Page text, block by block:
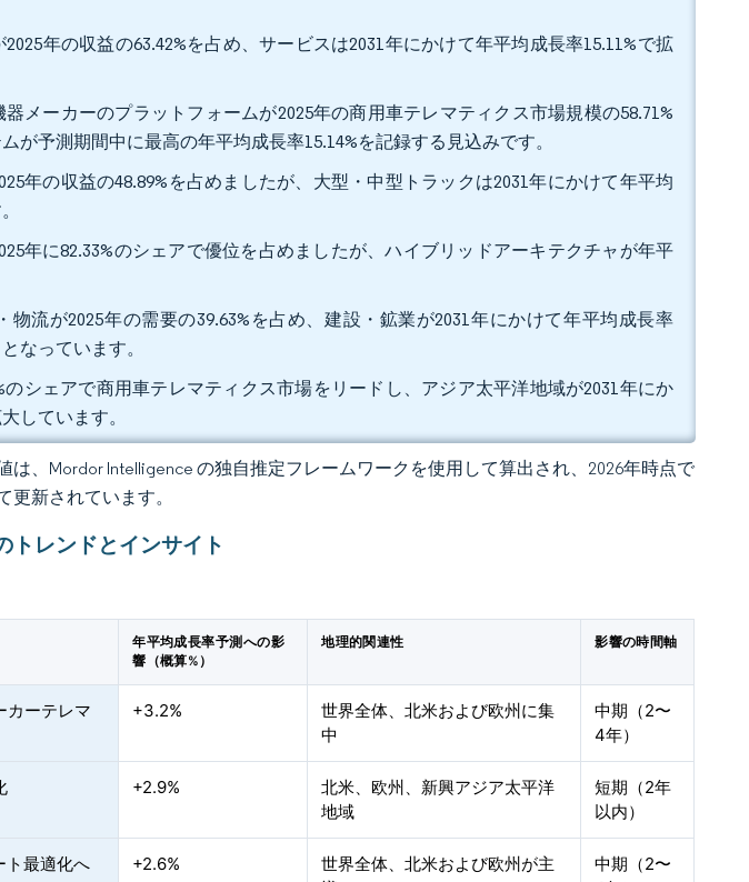
年の収益の63.42%を占め、サービスは2031年にかけて年平均成長率15.11%で拡
メーカーのプラットフォームが2025年の商用車テレマティクス市場規模の58.71%
が予測期間中に最高の年平均成長率15.14%を記録する見込みです。
年の収益の48.89%を占めましたが、大型・中型トラックは2031年にかけて年平均
年に82.33%のシェアで優位を占めましたが、ハイブリッドアーキテクチャが年平
流が2025年の需要の39.63%を占め、建設・鉱業が2031年にかけて年平均成長率
なっています。
のシェアで商用車テレマティクス市場をリードし、アジア太平洋地域が2031年にか
しています。
、Mordor Intelligence の独自推定フレームワークを使用して算出され、2026年時点で
新されています。
トレンドとインサイト
年平均成長率予測への影
響（概算%）
地理的関連性 影響の時間軸
カーテレマ
+3.2%
世界全体、北米および欧州に集
中
中期（2〜
4年）
+2.9%
北米、欧州、新興アジア太平洋
地域
短期（2年
以内）
ト最適化へ
+2.6%
世界全体、北米および欧州が主
中期（2〜